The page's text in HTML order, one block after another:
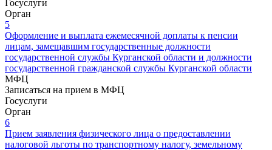
Госуслуги
Орган
5
Оформление и выплата ежемесячной доплаты к пенсии
лицам, замещавшим государственные должности
государственной службы Курганской области и должности
государственной гражданской службы Курганской области
МФЦ
Записаться на прием в МФЦ
Госуслуги
Орган
6
Прием заявления физического лица о предоставлении
налоговой льготы по транспортному налогу, земельному